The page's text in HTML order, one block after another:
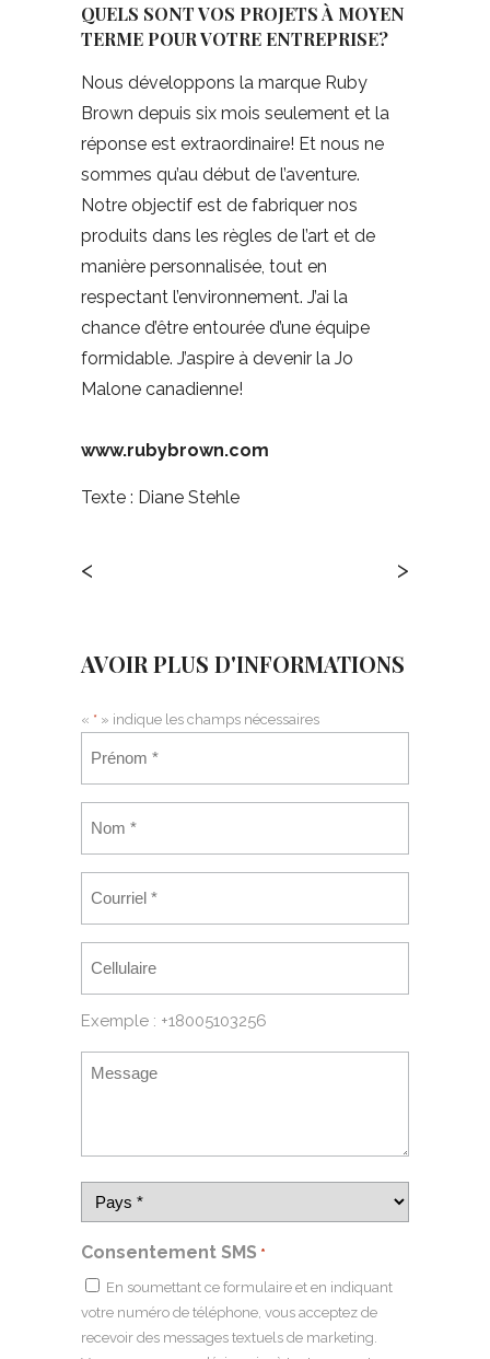
QUELS SONT VOS PROJETS À MOYEN
TERME POUR VOTRE ENTREPRISE?
Nous développons la marque Ruby
Brown depuis six mois seulement et la
réponse est extraordinaire! Et nous ne
sommes qu’au début de l’aventure.
Notre objectif est de fabriquer nos
produits dans les règles de l’art et de
manière personnalisée, tout en
respectant l’environnement. J’ai la
chance d’être entourée d’une équipe
formidable. J’aspire à devenir la Jo
Malone canadienne!
www.rubybrown.com
Texte : Diane Stehle
< >
AVOIR PLUS D'INFORMATIONS
« * » indique les champs nécessaires
Exemple : +18005103256
Consentement SMS *
En soumettant ce formulaire et en indiquant
votre numéro de téléphone, vous acceptez de
recevoir des messages textuels de marketing.